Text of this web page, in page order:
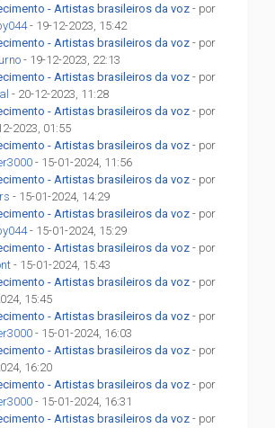
- Artistas brasileiros da voz - por
- 19-12-2023, 15:42
- Artistas brasileiros da voz - por
- 19-12-2023, 22:13
- Artistas brasileiros da voz - por
- 20-12-2023, 11:28
- Artistas brasileiros da voz - por
2023, 01:55
- Artistas brasileiros da voz - por
- 15-01-2024, 11:56
- Artistas brasileiros da voz - por
- 15-01-2024, 14:29
- Artistas brasileiros da voz - por
- 15-01-2024, 15:29
- Artistas brasileiros da voz - por
- 15-01-2024, 15:43
- Artistas brasileiros da voz - por
15:45
- Artistas brasileiros da voz - por
- 15-01-2024, 16:03
- Artistas brasileiros da voz - por
16:20
- Artistas brasileiros da voz - por
- 15-01-2024, 16:31
- Artistas brasileiros da voz - por